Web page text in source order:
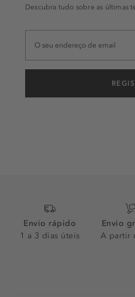
Descubra tudo sobre as últimas
Envio rápido
1 a 3 dias úteis
Envio
A partir